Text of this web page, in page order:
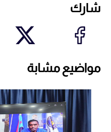
شارك
مواضيع مشابة